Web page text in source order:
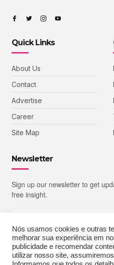
Quick Links
About Us
Contact
Advertise
Career
Site Map
Newsletter
Sign up our newsletter to get
free insight.
SIGN
Nós usamos cookies e outras
melhorar sua experiência em
publicidade e recomendar
utilizar nosso site,